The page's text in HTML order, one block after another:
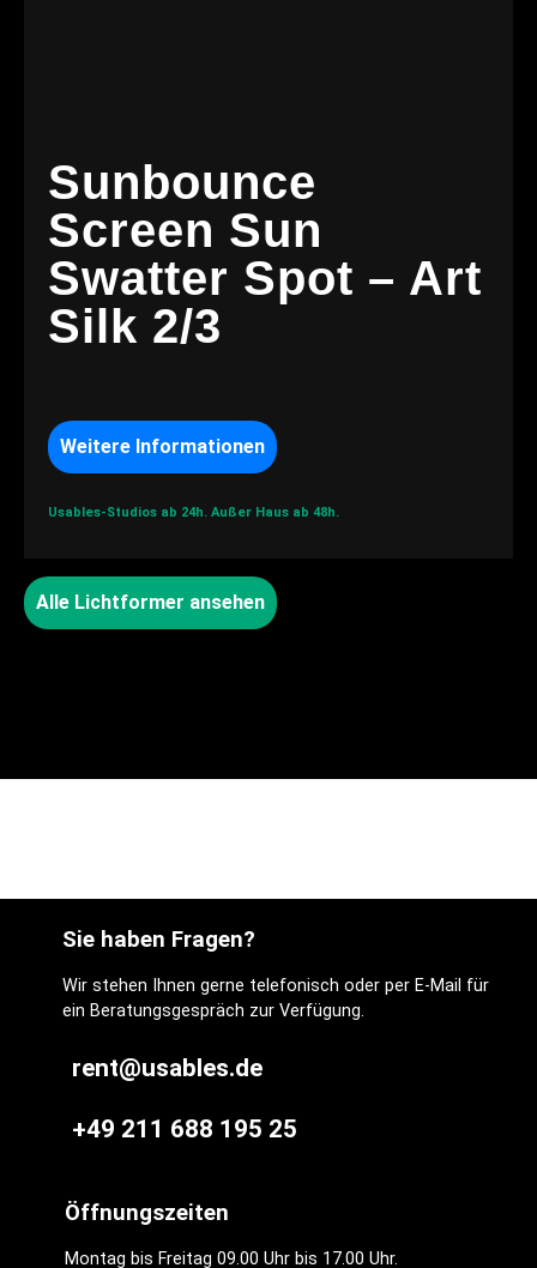
Sunbounce
Screen Sun
Swatter Spot – Art
Silk 2/3
Weitere Informationen
Usables-Studios ab 24h. Außer Haus ab 48h.
Alle Lichtformer ansehen
Sie haben Fragen?
Wir stehen Ihnen gerne telefonisch oder per E-Mail für
ein Beratungsgespräch zur Verfügung.
rent@usables.de
+49 211 688 195 25
Öffnungszeiten
Montag bis Freitag 09.00 Uhr bis 17.00 Uhr.